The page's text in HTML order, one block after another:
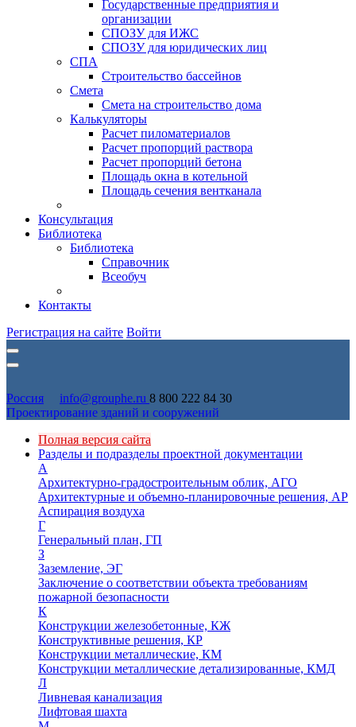
Государственные предприятия и
организации
СПОЗУ для ИЖС
СПОЗУ для юридических лиц
СПА
Строительство бассейнов
Смета
Смета на строительство дома
Калькуляторы
Расчет пиломатериалов
Расчет пропорций раствора
Расчет пропорций бетона
Площадь окна в котельной
Площадь сечения вентканала
Консультация
Библиотека
Библиотека
Справочник
Всеобуч
Контакты
Регистрация на сайте Войти
Россия info@grouphe.ru 8 800 222 84 30
Проектирование зданий и сооружений
Полная версия сайта
Разделы и подразделы проектной документации
А
Архитектурно-градостроительным облик, АГО
Архитектурные и объемно-планировочные решения, АР
Аспирация воздуха
Г
Генеральный план, ГП
З
Заземление, ЭГ
Заключение о соответствии объекта требованиям
пожарной безопасности
К
Конструкции железобетонные, КЖ
Конструктивные решения, КР
Конструкции металлические, КМ
Конструкции металлические детализированные, КМД
Л
Ливневая канализация
Лифтовая шахта